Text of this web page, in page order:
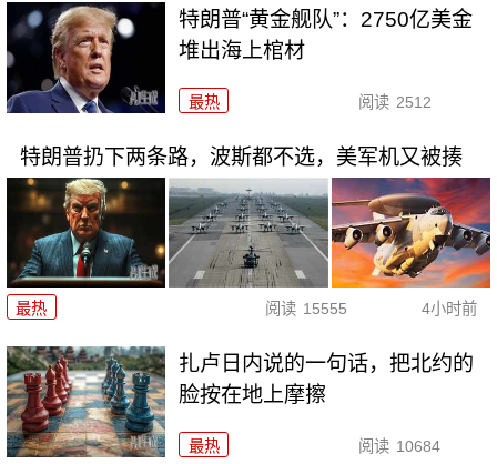
特朗普“黄金舰队”：2750亿美金
堆出海上棺材
最热 阅读 2512
特朗普扔下两条路，波斯都不选，美军机又被揍
最热 阅读 15555 4小时前
扎卢日内说的一句话，把北约的
脸按在地上摩擦
最热 阅读 10684